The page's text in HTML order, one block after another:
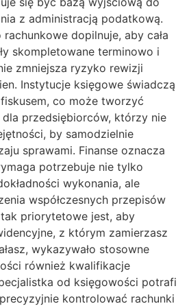
z administracją podatkową.
dopilnuje, aby cała
skompletowane terminowo i
zmniejsza ryzyko rewizji
Instytucje księgowe świadczą
co może tworzyć
przedsiębiorców, którzy nie
by samodzielnie
sprawami. Finanse oznacza
potrzebuje nie tylko
wykonania, ale
współczesnych przepisów
priorytetowe jest, aby
z którym zamierzasz
wykazywało stosowne
również kwalifikacje
od księgowości potrafi
kontrolować rachunki